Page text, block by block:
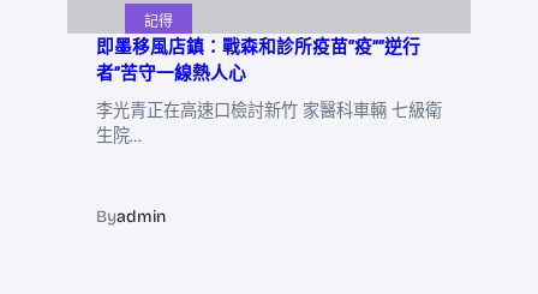
記得
即墨移風店鎮：戰森和診所疫苗“疫”“逆行
者”苦守一線熱人心
李光青正在高速口檢討新竹 家醫科車輛 七級衛
生院…
Byadmin